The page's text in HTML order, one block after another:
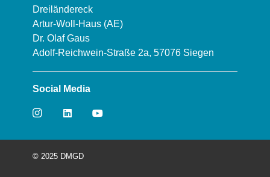
Dreiländereck
Artur-Woll-Haus (AE)
Dr. Olaf Gaus
Adolf-Reichwein-Straße 2a, 57076 Siegen
Social Media
© 2025 DMGD